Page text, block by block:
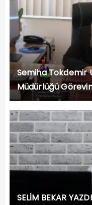
Semiha Tokdemir
Müdürlüğü
SELİM BEKAR